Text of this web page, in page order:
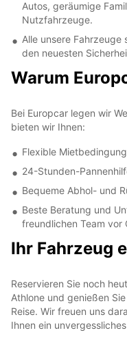
Autos, geräumige
Nutzfahrzeuge.
Alle unsere
den neuesten
Warum
Bei Europcar legen wir
bieten wir Ihnen:
Flexible
24-Stunden-
Bequeme Abhol- und
Beste Beratung und
freundlichen Team vor
Ihr Fahrzeug
Reservieren Sie noch
Athlone und genießen
Reise. Wir freuen uns
Ihnen ein